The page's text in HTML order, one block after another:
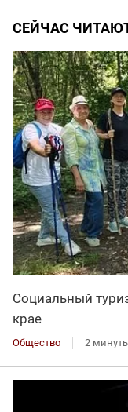
СЕЙЧАС
Социальный
крае
Общество 2